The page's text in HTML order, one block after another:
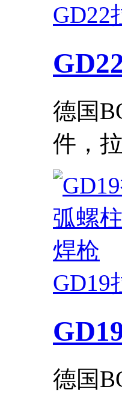
GD22
德国
件，
GD19
德国